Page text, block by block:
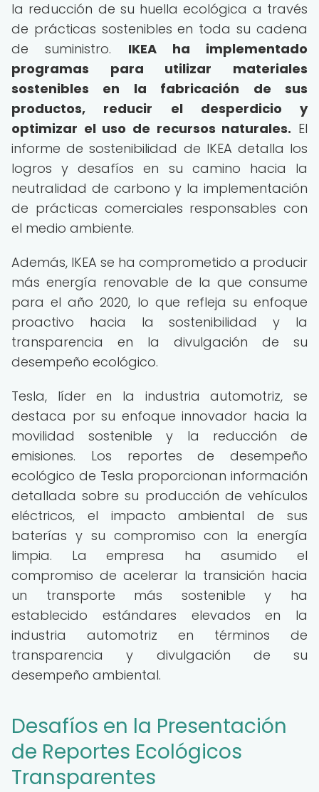
la reducción de su huella ecológica a través
de prácticas sostenibles en toda su cadena
de suministro. IKEA ha implementado
programas para utilizar materiales
sostenibles en la fabricación de sus
productos, reducir el desperdicio y
optimizar el uso de recursos naturales. El
informe de sostenibilidad de IKEA detalla los
logros y desafíos en su camino hacia la
neutralidad de carbono y la implementación
de prácticas comerciales responsables con
el medio ambiente.
Además, IKEA se ha comprometido a producir
más energía renovable de la que consume
para el año 2020, lo que refleja su enfoque
proactivo hacia la sostenibilidad y la
transparencia en la divulgación de su
desempeño ecológico.
Tesla, líder en la industria automotriz, se
destaca por su enfoque innovador hacia la
movilidad sostenible y la reducción de
emisiones. Los reportes de desempeño
ecológico de Tesla proporcionan información
detallada sobre su producción de vehículos
eléctricos, el impacto ambiental de sus
baterías y su compromiso con la energía
limpia. La empresa ha asumido el
compromiso de acelerar la transición hacia
un transporte más sostenible y ha
establecido estándares elevados en la
industria automotriz en términos de
transparencia y divulgación de su
desempeño ambiental.
Desafíos en la Presentación
de Reportes Ecológicos
Transparentes